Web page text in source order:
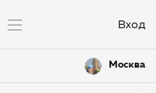
Вход
Москва